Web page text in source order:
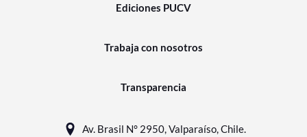
Ediciones PUCV
Trabaja con nosotros
Transparencia
Av. Brasil N° 2950, Valparaíso, Chile.